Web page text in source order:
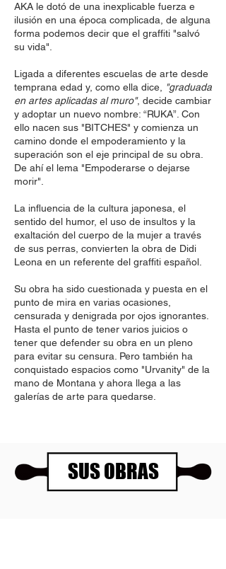
AKA le dotó de una inexplicable fuerza e
ilusión en una época complicada, de alguna
forma podemos decir que el graffiti "salvó
su vida".
Ligada a diferentes escuelas de arte desde
temprana edad y, como ella dice,
"graduada
en artes aplicadas al muro", decide cambiar
y adoptar un nuevo nombre: “RUKA”. Con
ello nacen sus "BITCHES" y comienza un
camino donde el empoderamiento y la
superación son el eje principal de su obra.
De ahí el lema "Empoderarse o dejarse
morir".
La influencia de la cultura japonesa, el
sentido del humor, el uso de insultos y la
exaltación del cuerpo de la mujer a través
de sus perras, convierten la obra de Didi
Leona en un referente del graffiti español.
Su obra ha sido cuestionada y puesta en el
punto de mira en varias ocasiones,
censurada y denigrada por ojos ignorantes.
Hasta el punto de tener varios juicios o
tener que defender su obra en un pleno
para evitar su censura. Pero también ha
conquistado espacios como "Urvanity" de la
mano de Montana y ahora llega a las
galerías de arte para quedarse.
SUS OBRAS